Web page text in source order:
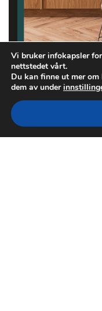
Vi bruker infokapsler
nettstedet vårt.
Du kan finne ut mer
dem av under